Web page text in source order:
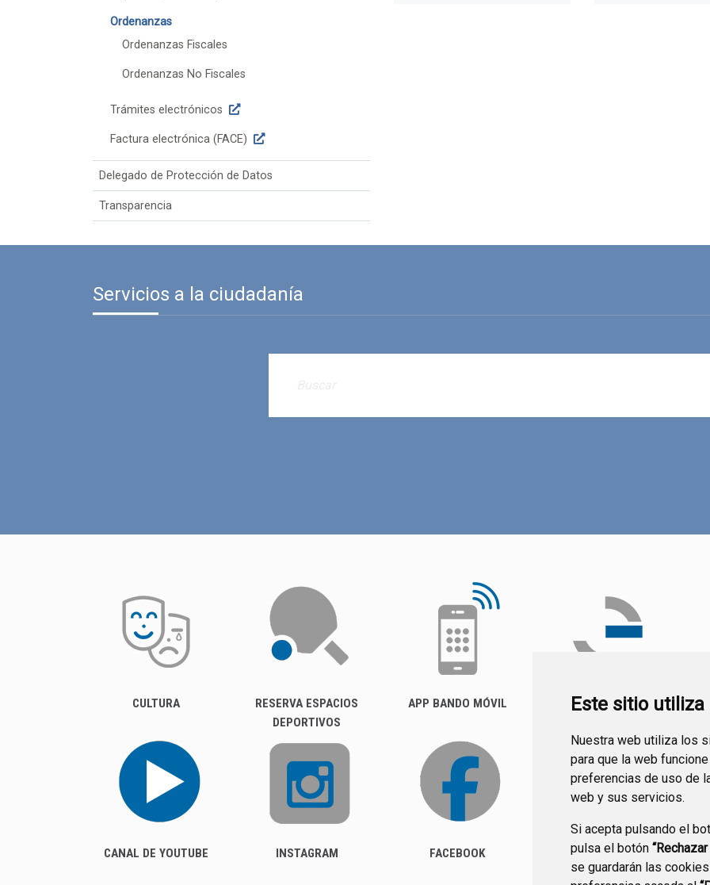
Este sitio
Nuestra web utiliza los
para que la web
preferencias de uso de
web y sus servicios.
Si acepta pulsando el
pulsa el botón
se guardarán las
Ordenanzas
Ordenanzas Fiscales
Ordenanzas No Fiscales
Trámites electrónicos
Factura electrónica (FACE)
Delegado de Protección de Datos
Transparencia
Servicios a la ciudadanía
CULTURA
RESERVA ESPACIOS
DEPORTIVOS
APP BANDO MÓVIL
FACTURA ELECTRÓNICA
CANAL DE YOUTUBE INSTAGRAM FACEBOOK